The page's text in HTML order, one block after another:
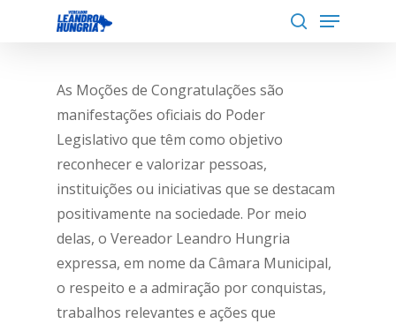
Menu
As Moções de Congratulações são
manifestações oficiais do Poder
Legislativo que têm como objetivo
reconhecer e valorizar pessoas,
instituições ou iniciativas que se destacam
positivamente na sociedade. Por meio
delas, o Vereador Leandro Hungria
expressa, em nome da Câmara Municipal,
o respeito e a admiração por conquistas,
trabalhos relevantes e ações que